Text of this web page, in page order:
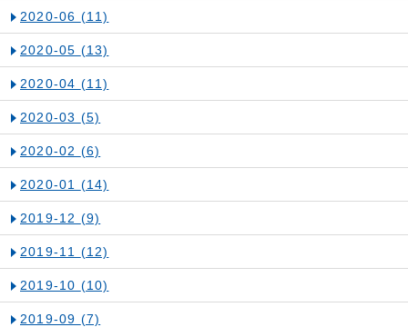
2020-06 (11)
2020-05 (13)
2020-04 (11)
2020-03 (5)
2020-02 (6)
2020-01 (14)
2019-12 (9)
2019-11 (12)
2019-10 (10)
2019-09 (7)